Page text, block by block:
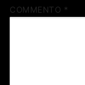
COMMENTO *